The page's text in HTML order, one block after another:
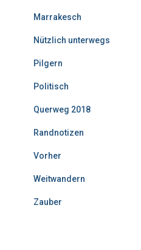
Marrakesch
Nützlich unterwegs
Pilgern
Politisch
Querweg 2018
Randnotizen
Vorher
Weitwandern
Zauber